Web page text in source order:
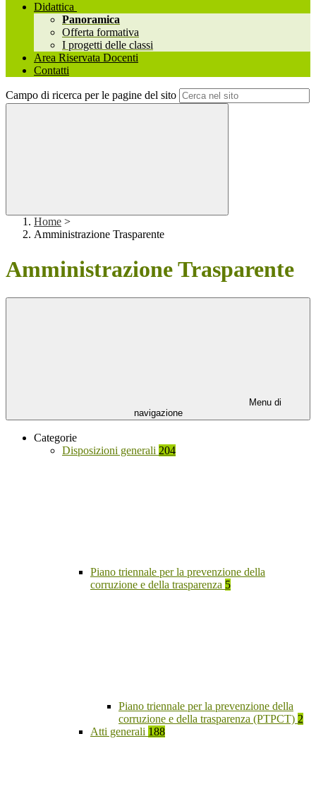
Didattica
Panoramica
Offerta formativa
I progetti delle classi
Area Riservata Docenti
Contatti
Campo di ricerca per le pagine del sito
Home >
Amministrazione Trasparente
Amministrazione Trasparente
Menu di
navigazione
Categorie
Disposizioni generali 204
Piano triennale per la prevenzione della
corruzione e della trasparenza 5
Piano triennale per la prevenzione della
corruzione e della trasparenza (PTPCT) 2
Atti generali 188